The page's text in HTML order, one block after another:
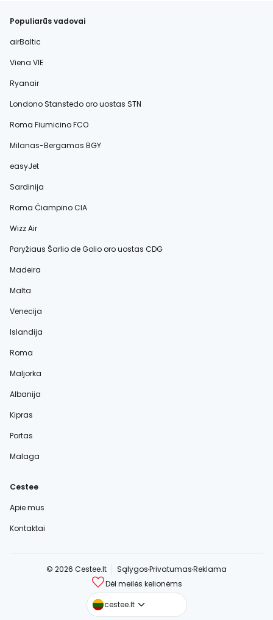
Populiarūs vadovai
airBaltic
Viena VIE
Ryanair
Londono Stanstedo oro uostas STN
Roma Fiumicino FCO
Milanas-Bergamas BGY
easyJet
Sardinija
Roma Čiampino CIA
Wizz Air
Paryžiaus Šarlio de Golio oro uostas CDG
Madeira
Malta
Venecija
Islandija
Roma
Maljorka
Albanija
Kipras
Portas
Malaga
Cestee
Apie mus
Kontaktai
© 2026 Cestee.lt SąlygosPrivatumasReklama
Dėl meilės kelionėms
cestee.lt
cestee.com
cestee.sk